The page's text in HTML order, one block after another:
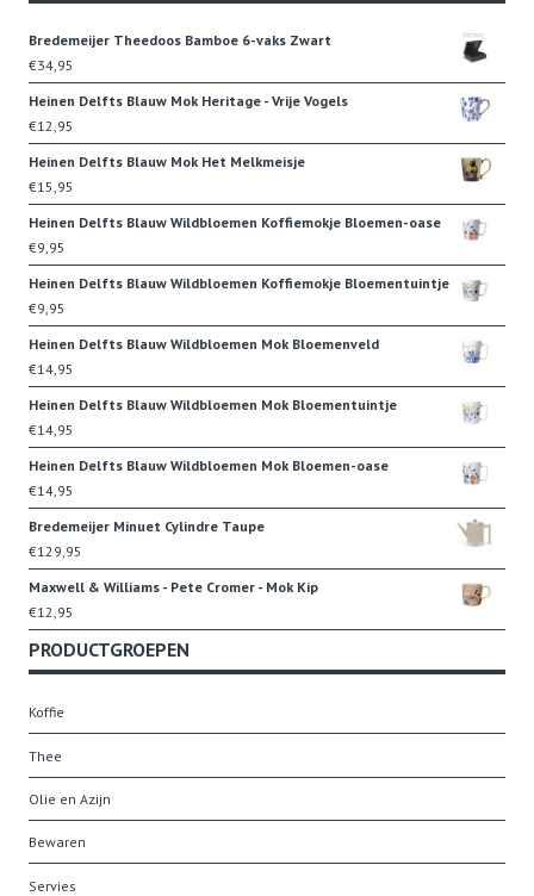
Bredemeijer Theedoos Bamboe 6-vaks Zwart
€34,95
Heinen Delfts Blauw Mok Heritage - Vrije Vogels
€12,95
Heinen Delfts Blauw Mok Het Melkmeisje
€15,95
Heinen Delfts Blauw Wildbloemen Koffiemokje Bloemen-oase
€9,95
Heinen Delfts Blauw Wildbloemen Koffiemokje Bloementuintje
€9,95
Heinen Delfts Blauw Wildbloemen Mok Bloemenveld
€14,95
Heinen Delfts Blauw Wildbloemen Mok Bloementuintje
€14,95
Heinen Delfts Blauw Wildbloemen Mok Bloemen-oase
€14,95
Bredemeijer Minuet Cylindre Taupe
€129,95
Maxwell & Williams - Pete Cromer - Mok Kip
€12,95
PRODUCTGROEPEN
Koffie
Thee
Olie en Azijn
Bewaren
Servies